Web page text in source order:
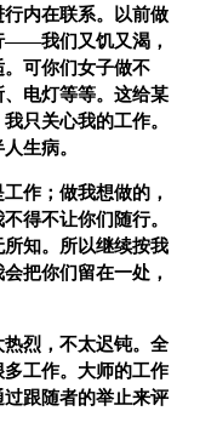
内在联系。以前做
——我们又饥又渴，
可你们女子做不
电灯等等。这给某
只关心我的工作。
生病。
作；做我想做的，
得不让你们随行。
知。所以继续按我
把你们留在一处，
烈，不太迟钝。全
工作。大师的工作
跟随者的举止来评